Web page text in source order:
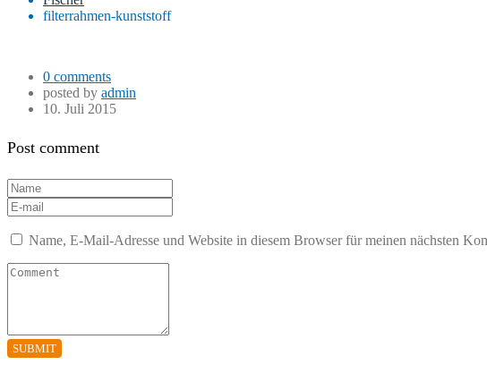
filterrahmen-kunststoff
0 comments
posted by admin
10. Juli 2015
Post comment
Name, E-Mail-Adresse und Website in diesem Browser für meinen nächsten
SUBMIT